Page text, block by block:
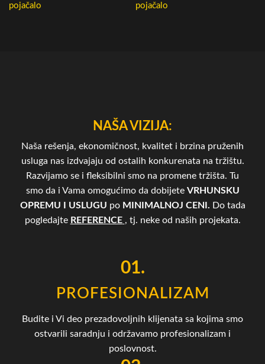
pojačalo
pojačalo
NAŠA VIZIJA:
Naša rešenja, ekonomičnost, kvalitet i brzina pruženih
usluga nas izdvajaju od ostalih konkurenata na tržištu.
Razvijamo se i fleksibilni smo na promene tržišta. Tu
smo da i Vama omogućimo da dobijete VRHUNSKU
OPREMU I USLUGU po MINIMALNOJ CENI. Do tada
pogledajte REFERENCE , tj. neke od naših projekata.
01.
PROFESIONALIZAM
Budite i Vi deo prezadovoljnih klijenata sa kojima smo
ostvarili saradnju i održavamo profesionalizam i
poslovnost.